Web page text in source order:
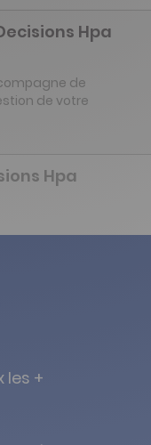
Hpa
de
de votre
Hpa
les +